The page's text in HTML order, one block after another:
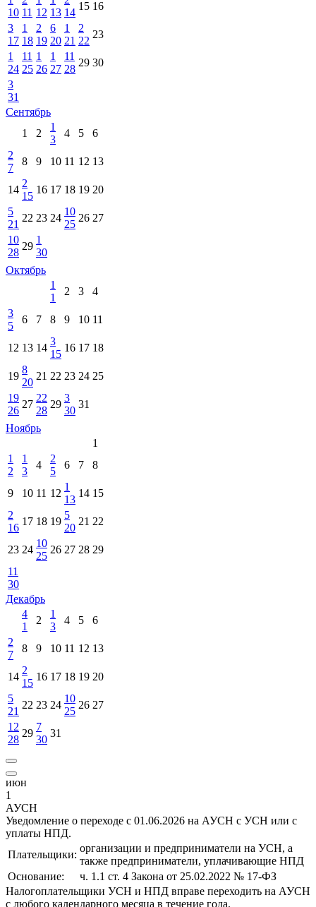
10 11 12 13 14
15 16
3
17
1
18
2
19
6
20
1
21
2
22
23
1
24
11
25
1
26
1
27
11
28
29 30
3
31
Сентябрь
1
2
1
3
4 5
6
2
7
8 9 10 11 12 13
14
2
15
16 17 18 19 20
5
21
22 23 24
10
25
26 27
10
28
29
1
30
Октябрь
1
1
2 3
4
3
5
6 7 8 9 10 11
12 13 14
3
15
16 17 18
19
8
20
21 22 23 24 25
19
26
27
22
28
29
3
30
31
Ноябрь
1
1
2
1
3
4
2
5
6 7 8
9 10 11 12
1
13
14 15
2
16
17 18 19
5
20
21 22
23 24
10
25
26 27 28 29
11
30
Декабрь
4
1
2
1
3
4 5
6
2
7
8 9 10 11 12 13
14
2
15
16 17 18 19 20
5
21
22 23 24
10
25
26 27
12
28
29
7
30
31
июн
1
АУСН
Уведомление о переходе с 01.06.2026 на АУСН с УСН или с
уплаты НПД.
Плательщики:
организации и предприниматели на УСН, а
также предприниматели, уплачивающие НПД
Основание:
ч. 1.1 ст. 4 Закона от 25.02.2022 № 17-ФЗ
Налогоплательщики УСН и НПД вправе переходить на АУСН
с любого календарного месяца в течение года.